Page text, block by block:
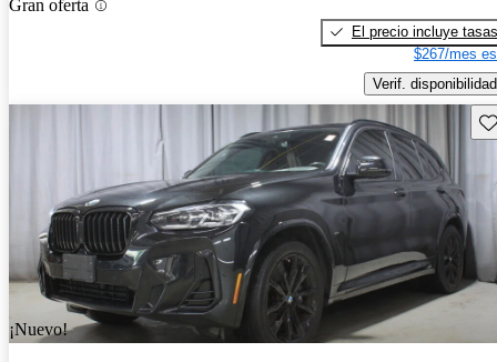
Gran oferta
El precio incluye tasas
$267/mes
Verif. disponibilidad
¡Nuevo!